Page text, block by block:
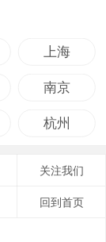
上海
南京
杭州
关注我们
回到首页